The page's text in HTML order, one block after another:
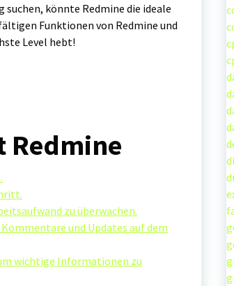
könnte Redmine die ideale
Funktionen von Redmine und
Level hebt!
Redmine
zu überwachen.
und Updates auf dem
wichtige Informationen zu